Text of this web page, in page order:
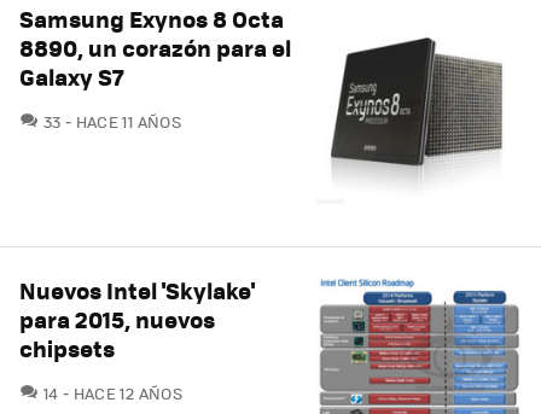
Samsung Exynos 8 Octa
8890, un corazón para el
Galaxy S7
33 COMENTARIOS
HACE 11 AÑOS
Nuevos Intel 'Skylake'
para 2015, nuevos
chipsets
14 COMENTARIOS
HACE 12 AÑOS